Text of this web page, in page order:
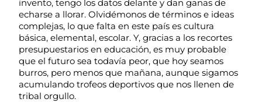
invento, tengo los datos delante y dan ganas de
echarse a llorar. Olvidémonos de términos e ideas
complejas, lo que falta en este país es cultura
básica, elemental, escolar. Y, gracias a los recortes
presupuestarios en educación, es muy probable
que el futuro sea todavía peor, que hoy seamos
burros, pero menos que mañana, aunque sigamos
acumulando trofeos deportivos que nos llenen de
tribal orgullo.